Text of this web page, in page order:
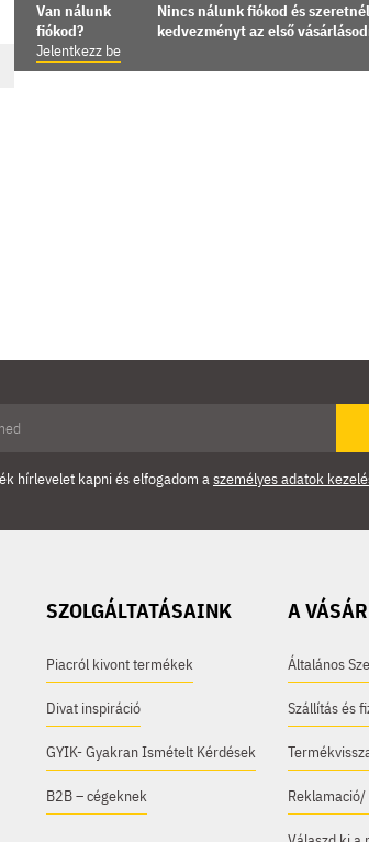
Van nálunk
fiókod?
Jelentkezz be
Nincs nálunk fiókod és
kedvezményt az első
hírlevelet kapni és elfogadom aszemélyes adatok
SZOLGÁLTATÁSAINK
Piacról kivont termékek
Divat inspiráció
GYIK- Gyakran Ismételt Kérdések
B2B – cégeknek
A
Általános
Szállítás és